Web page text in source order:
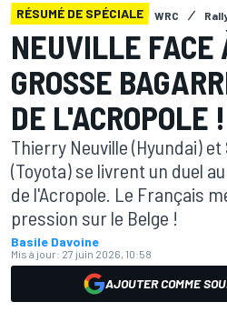
RÉSUMÉ DE SPÉCIALE WRC
NEUVILLE FACE
GROSSE
DE L'ACROPOLE !
Thierry Neuville (Hyundai)
(Toyota) se livrent un duel
de l'Acropole. Le Français
pression sur le Belge !
Basile Davoine
Mis à jour: 27 juin 2026, 10:58
AJOUTER COMME